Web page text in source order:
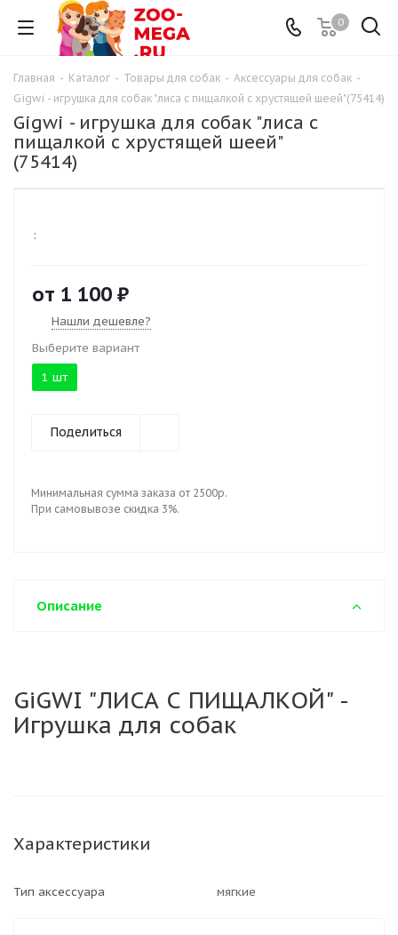
0
Главная - Каталог - Товары для собак - Аксессуары для собак -
Gigwi - игрушка для собак "лиса с пищалкой с хрустящей шеей"(75414)
Gigwi - игрушка для собак "лиса с
пищалкой с хрустящей шеей"
(75414)
:
от 1 100 ₽
Нашли дешевле?
Выберите вариант
1 шт
Поделиться
Минимальная сумма заказа от 2500р.
При самовывозе скидка 3%.
Описание
GiGWI "ЛИСА С ПИЩАЛКОЙ" -
Игрушка для собак
Характеристики
Тип аксессуара мягкие